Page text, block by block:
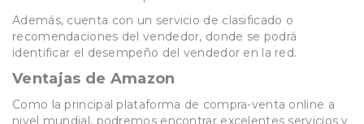
Además, cuenta con un servicio de clasificado o
recomendaciones del vendedor, donde se podrá
identificar el desempeño del vendedor en la red.
Ventajas de Amazon
Como la principal plataforma de compra-venta online a
nivel mundial, podremos encontrar excelentes servicios y